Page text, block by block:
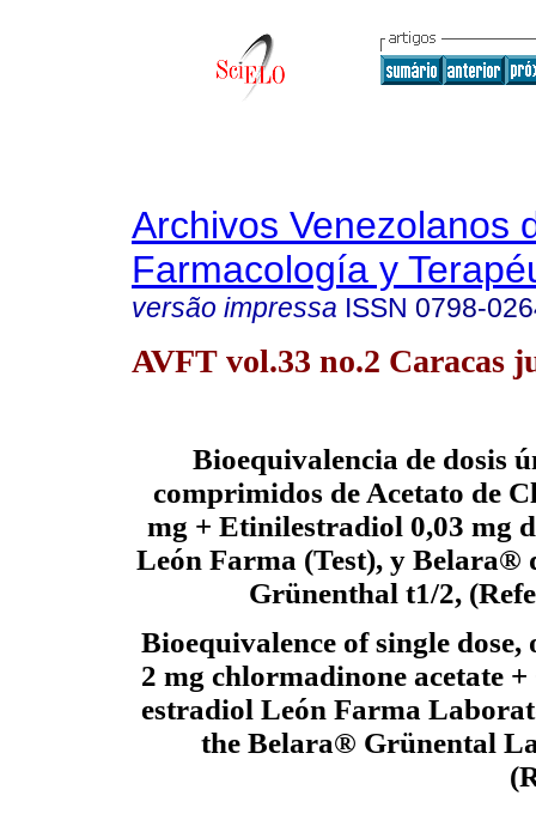
Archivos Venezolanos
Farmacología y
versão impressa ISSN 0798-
AVFT vol.33 no.2 Caracas
Bioequivalencia de dosis
comprimidos de Acetato de
mg + Etinilestradiol 0,03 mg
León Farma (Test), y Belara®
Grünenthal t1/2,
Bioequivalence of single dose,
2 mg chlormadinone acetate
estradiol León Farma
the Belara® Grünental